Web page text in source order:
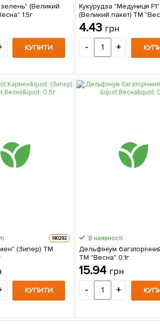
(Великий
1,5г
КУПИТИ
Кукурудза "Медуниця F1"
(Великий пакет) ТМ
4.43 грн
- +
190292
(Зипер) ТМ
КУПИТИ
В наявності.
Дельфініум
ТМ "Весна" 0.1г
15.94 грн
- +